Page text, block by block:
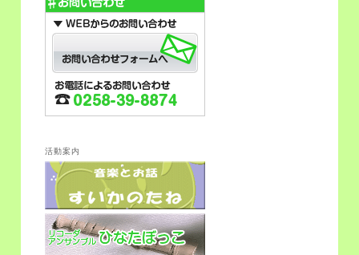
活動案内